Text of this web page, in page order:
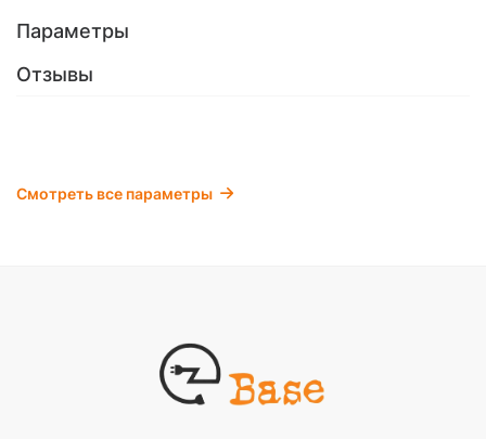
Параметры
Отзывы
Смотреть все параметры